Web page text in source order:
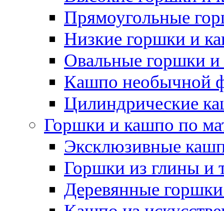
Прямоугольные
Низкие горшки и
Овальные горшки
Кашпо необычной
Цилиндрические
Горшки и кашпо по
Эксклюзивные
Горшки из глины и
Деревянные